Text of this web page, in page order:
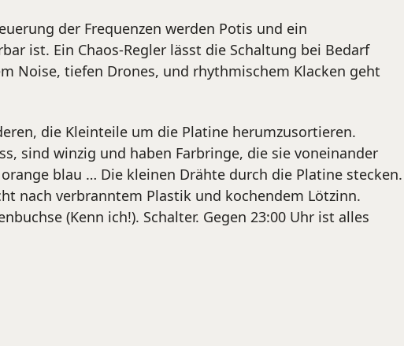
der Frequenzen werden Potis und ein
ist. Ein Chaos-Regler lässt die Schaltung bei Bedarf
Noise, tiefen Drones, und rhythmischem Klacken geht
die Kleinteile um die Platine herumzusortieren.
sind winzig und haben Farbringe, die sie voneinander
blau … Die kleinen Drähte durch die Platine stecken.
nach verbranntem Plastik und kochendem Lötzinn.
(Kenn ich!). Schalter. Gegen 23:00 Uhr ist alles